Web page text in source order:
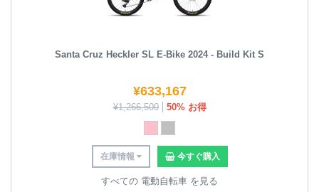
Santa Cruz Heckler SL E-Bike 2024 - Build Kit S
¥633,167
¥1,266,500 50% お得
在庫情報 今すぐ購入
すべての 電動自転車 を見る